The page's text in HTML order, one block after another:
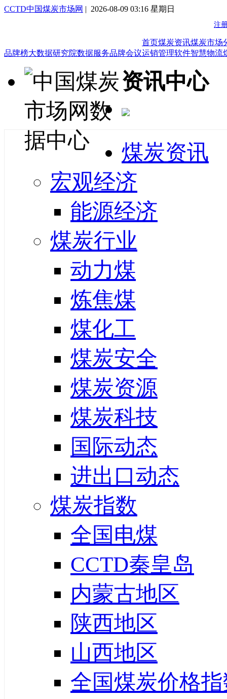
CCTD中国煤炭市场网 | 2026-08-09 03:16 星期日
首页煤炭资讯煤炭市场
品牌榜大数据研究院数据服务品牌会议运销管理软件智慧物流
资讯中心
煤炭资讯
宏观经济
能源经济
煤炭行业
动力煤
炼焦煤
煤化工
煤炭安全
煤炭资源
煤炭科技
国际动态
进出口动态
煤炭指数
全国电煤
CCTD秦皇岛
内蒙古地区
陕西地区
山西地区
全国煤炭价格